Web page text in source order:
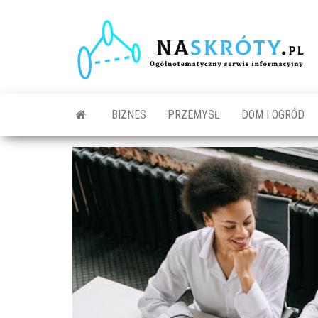
BIZNES PRZEMYSŁ DOM I OGRÓD